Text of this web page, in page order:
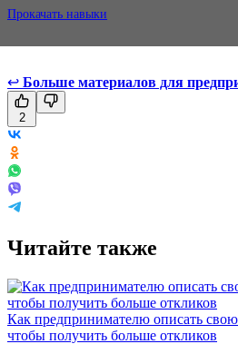
Прокачать навыки
↩ Больше материалов для
2
Читайте также
Как предпринимателю описать
чтобы получить больше откликов